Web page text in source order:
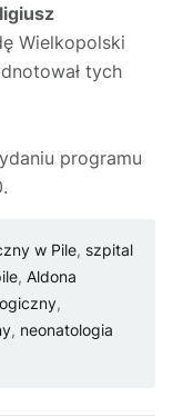
Wielkopolski
tych
programu
w Pile, szpital
, Aldona
,
, neonatologia